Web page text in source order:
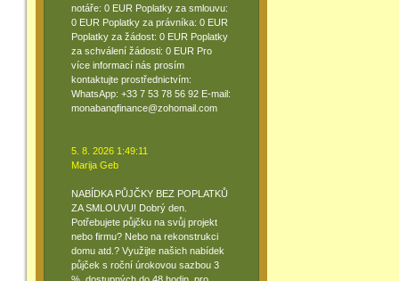
notáře: 0 EUR Poplatky za smlouvu:
0 EUR Poplatky za právníka: 0 EUR
Poplatky za žádost: 0 EUR Poplatky
za schválení žádosti: 0 EUR Pro
více informací nás prosím
kontaktujte prostřednictvím:
WhatsApp: +33 7 53 78 56 92 E-mail:
monabanqfinance@zohomail.com
5. 8. 2026 1:49:11
Marija Geb
NABÍDKA PŮJČKY BEZ POPLATKŮ
ZA SMLOUVU! Dobrý den.
Potřebujete půjčku na svůj projekt
nebo firmu? Nebo na rekonstrukci
domu atd.? Využijte našich nabídek
půjček s roční úrokovou sazbou 3